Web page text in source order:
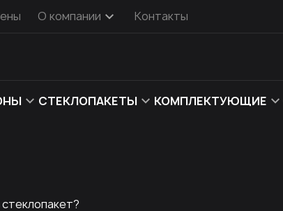
О компании Контакты
СТЕКЛОПАКЕТЫ КОМПЛЕКТУЮЩИЕ